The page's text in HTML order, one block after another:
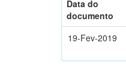
Data do
documento
19-Fev-2019